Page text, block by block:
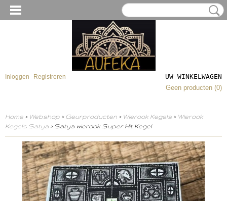
Inloggen Registreren
UW WINKELWAGEN
Geen producten (0)
Home > Webshop > Geurproducten > Wierook Kegels > Wierook
Kegels Satya > Satya wierook Super Hit Kegel